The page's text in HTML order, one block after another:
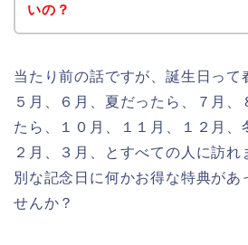
いの？
当たり前の話ですが、誕生日って
５月、６月、夏だったら、７月、
たら、１０月、１１月、１２月、
２月、３月、とすべての人に訪れ
別な記念日に何かお得な特典があ
せんか？